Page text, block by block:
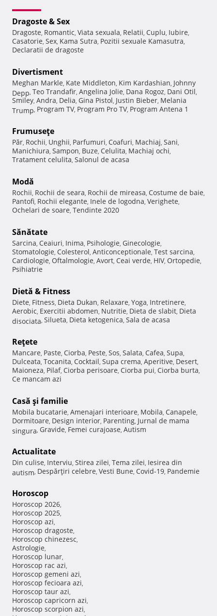
Dragoste & Sex
Dragoste, Romantic, Viata sexuala, Relatii, Cuplu, Iubire,
Casatorie, Sex, Kama Sutra, Pozitii sexuale Kamasutra,
Declaratii de dragoste
Divertisment
Meghan Markle, Kate Middleton, Kim Kardashian, Johnny
Depp, Teo Trandafir, Angelina Jolie, Dana Rogoz, Dani Otil,
Smiley, Andra, Delia, Gina Pistol, Justin Bieber, Melania
Trump, Program TV, Program Pro TV, Program Antena 1
Frumuseţe
Păr, Rochii, Unghii, Parfumuri, Coafuri, Machiaj, Sani,
Manichiura, Sampon, Buze, Celulita, Machiaj ochi,
Tratament celulita, Salonul de acasa
Modă
Rochii, Rochii de seara, Rochii de mireasa, Costume de baie,
Pantofi, Rochii elegante, Inele de logodna, Verighete,
Ochelari de soare, Tendinte 2020
Sănătate
Sarcina, Ceaiuri, Inima, Psihologie, Ginecologie,
Stomatologie, Colesterol, Anticonceptionale, Test sarcina,
Cardiologie, Oftalmologie, Avort, Ceai verde, HIV, Ortopedie,
Psihiatrie
Dietă & Fitness
Diete, Fitness, Dieta Dukan, Relaxare, Yoga, Intretinere,
Aerobic, Exercitii abdomen, Nutritie, Dieta de slabit, Dieta
disociata, Silueta, Dieta ketogenica, Sala de acasa
Reţete
Mancare, Paste, Ciorba, Peste, Sos, Salata, Cafea, Supa,
Dulceata, Tocanita, Cocktail, Supa crema, Aperitive, Desert,
Maioneza, Pilaf, Ciorba perisoare, Ciorba pui, Ciorba burta,
Ce mancam azi
Casă şi familie
Mobila bucatarie, Amenajari interioare, Mobila, Canapele,
Dormitoare, Design interior, Parenting, Jurnal de mama
singura, Gravide, Femei curajoase, Autism
Actualitate
Din culise, Interviu, Stirea zilei, Tema zilei, Iesirea din
autism, Despărţiri celebre, Vesti Bune, Covid-19, Pandemie
Horoscop
Horoscop 2026,
Horoscop 2025,
Horoscop azi,
Horoscop dragoste,
Horoscop chinezesc,
Astrologie,
Horoscop lunar,
Horoscop rac azi,
Horoscop gemeni azi,
Horoscop fecioara azi,
Horoscop taur azi,
Horoscop capricorn azi,
Horoscop scorpion azi,